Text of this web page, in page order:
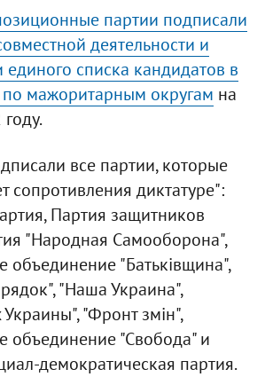
партии подписали
деятельности и
списка кандидатов в
мажоритарным округам на
все партии, которые
сопротивления диктатуре":
Партия защитников
"Народная Самооборона",
объединение "Батьківщина",
"Наша Украина",
"Фронт змін",
объединение "Свобода" и
демократическая партия.